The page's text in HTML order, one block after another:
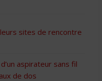
sites de rencontre
aspirateur sans fil
de dos